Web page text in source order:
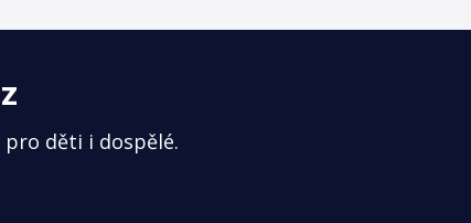
děti i dospělé.